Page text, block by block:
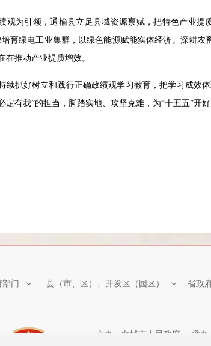
观为引领，通榆县立足县域资源禀赋，把特色产业
培育绿电工业集群，以绿色能源赋能实体经济。深耕
在推动产业提质增效。
续抓好树立和践行正确政绩观学习教育，把学习成效
定有我”的担当，脚踏实地、攻坚克难，为“十五五”开
部门 县（市、区）、开发区（园区） 省政
主办：白城市人民政府 | 承办